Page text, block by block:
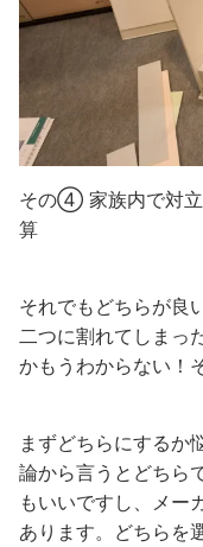
その④ 家族内で対立
算
それでもどちらが良
二つに割れてしまっ
かもうわからない！
まずどちらにするか
論から言うとどちら
もいいですし、メー
あります。どちらを